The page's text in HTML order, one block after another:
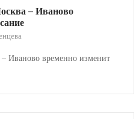
– Иваново
Иваново временно изменит